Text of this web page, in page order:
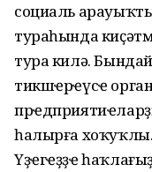
социаль
тураһында
тура килә.
тикшҽрҽүсҽ
һалырға хоҡуҡлы.
Үҙҽгҽҙҙҽ